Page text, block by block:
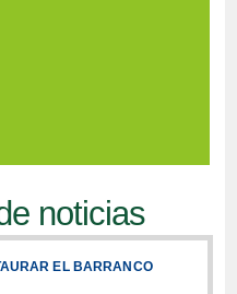
noticias
EL BARRANCO